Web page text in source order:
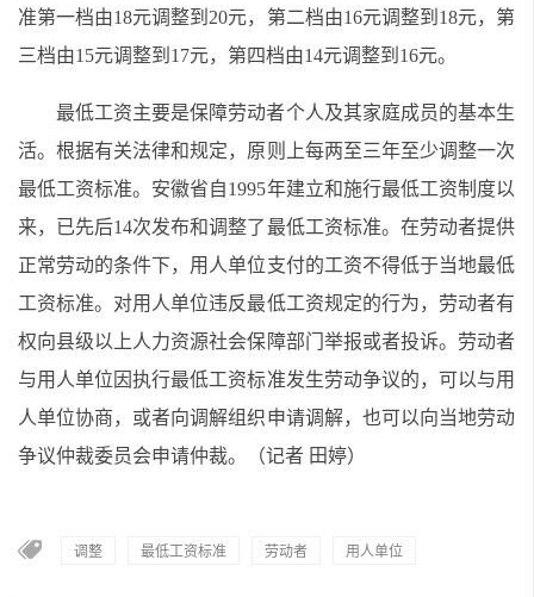
准第一档由18元调整到20元，第二档由16元调整到18元，第
三档由15元调整到17元，第四档由14元调整到16元。
最低工资主要是保障劳动者个人及其家庭成员的基本生
活。根据有关法律和规定，原则上每两至三年至少调整一次
最低工资标准。安徽省自1995年建立和施行最低工资制度以
来，已先后14次发布和调整了最低工资标准。在劳动者提供
正常劳动的条件下，用人单位支付的工资不得低于当地最低
工资标准。对用人单位违反最低工资规定的行为，劳动者有
权向县级以上人力资源社会保障部门举报或者投诉。劳动者
与用人单位因执行最低工资标准发生劳动争议的，可以与用
人单位协商，或者向调解组织申请调解，也可以向当地劳动
争议仲裁委员会申请仲裁。（记者 田婷）
调整 最低工资标准 劳动者 用人单位